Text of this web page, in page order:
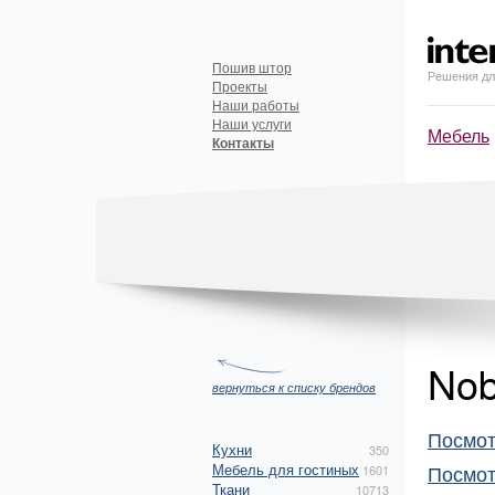
Решения
Мебель
Пошив штор
Проекты
Наши работы
Наши услуги
Контакты
вернуться к списку брендов
Кухни 350
Мебель для гостиных 1601
Ткани 10713